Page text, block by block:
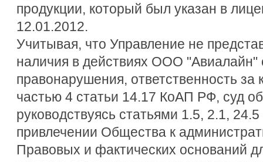
продукции, который был указан в
12.01.2012.
Учитывая, что Управление не
наличия в действиях ООО "Авиалайн"
правонарушения, ответственность за
частью 4 статьи 14.17 КоАП РФ, суд
руководствуясь статьями 1.5, 2.1,
привлечении Общества к
Правовых и фактических оснований